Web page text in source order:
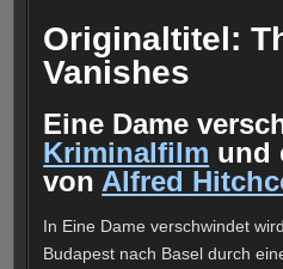
Originaltitel:
Vanishes
Eine Dame
Kriminalfilm und
von Alfred
In Eine Dame verschwindet
Budapest nach Basel durch